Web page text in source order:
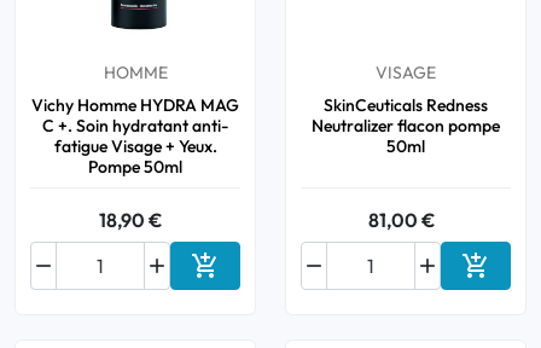
Anti-Poux
Homéopathie
Divers
HOMME
Vichy Homme HYDRA MAG
C +. Soin hydratant anti-
fatigue Visage + Yeux.
Pompe 50ml
18,90 €

 Ajouter au panier
VISAGE
SkinCeuticals Redness
Neutralizer flacon pompe
50ml
81,00 €

 